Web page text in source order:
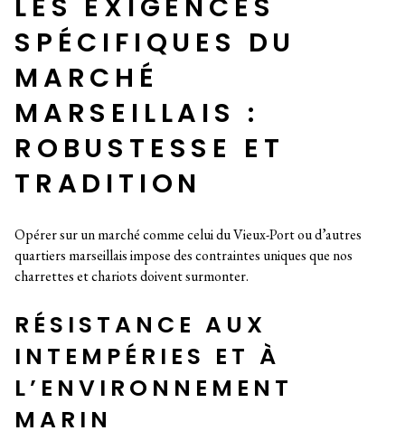
LES EXIGENCES
SPÉCIFIQUES DU
MARCHÉ
MARSEILLAIS :
ROBUSTESSE ET
TRADITION
Opérer sur un marché comme celui du Vieux-Port ou d’autres
quartiers marseillais impose des contraintes uniques que nos
charrettes et chariots doivent surmonter.
RÉSISTANCE AUX
INTEMPÉRIES ET À
L’ENVIRONNEMENT
MARIN